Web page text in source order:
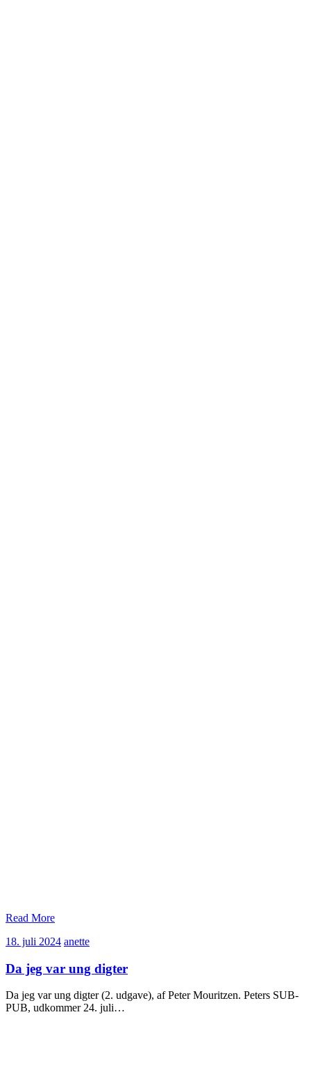
Read More
18. juli 202418.
2024
anetteanette
Da jeg var ung digter
Da jeg var ung digter (2. udgave), af Peter Mouritzen. Peters SUB-
PUB, udkommer 24. juli…